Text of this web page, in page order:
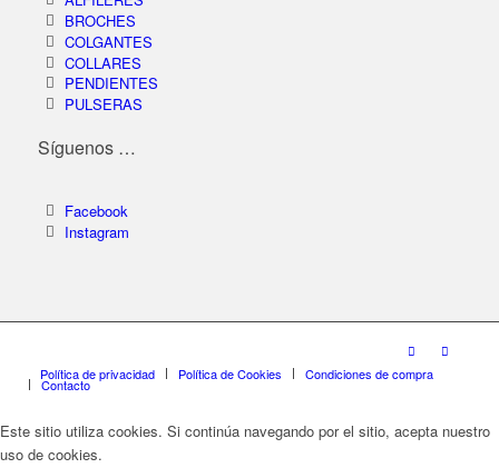
BROCHES
COLGANTES
COLLARES
PENDIENTES
PULSERAS
Síguenos …
Facebook
Instagram
Política de privacidad Política de Cookies Condiciones de compra
Contacto
Este sitio utiliza cookies. Si continúa navegando por el sitio, acepta nuestro
uso de cookies.